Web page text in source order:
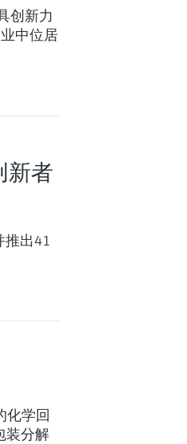
创新力
中位居
新者
推出41
化学回
装分解